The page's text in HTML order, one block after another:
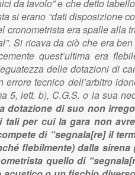
da tavolo” e che detto
si erano “dati disposizione
cronometrista era spalle alla
Si ricava da ciò che era
quest’ultima era
delle dotazioni di
tecnico dell’arbitro
5, lett. b), C.G.S. o la sua
dotazione di suo non
per cui la gara non
di “segnala[re] il
flebilmente) dalla sirena
quello di